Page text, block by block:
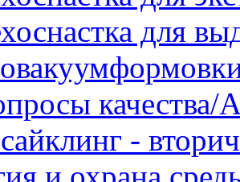
для
качества/
-